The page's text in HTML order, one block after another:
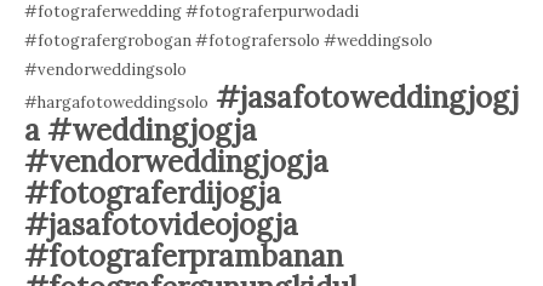
#fotograferwedding #fotograferpurwodadi
#fotografergrobogan #fotografersolo #weddingsolo
#vendorweddingsolo
#hargafotoweddingsolo #jasafotoweddingjogj
a #weddingjogja
#vendorweddingjogja
#fotograferdijogja
#jasafotovideojogja
#fotograferprambanan